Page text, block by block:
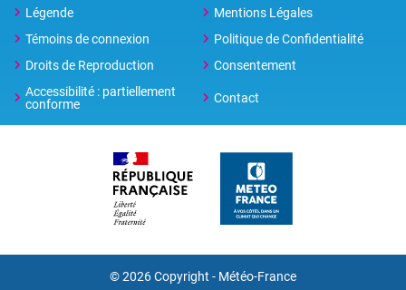
Légende
Mentions Légales
Témoins de connexion
Politique de Confidentialité
Droits de Reproduction
Consentement
Accessibilité : partiellement
conforme
Contact
© 2026 Copyright - Météo-France